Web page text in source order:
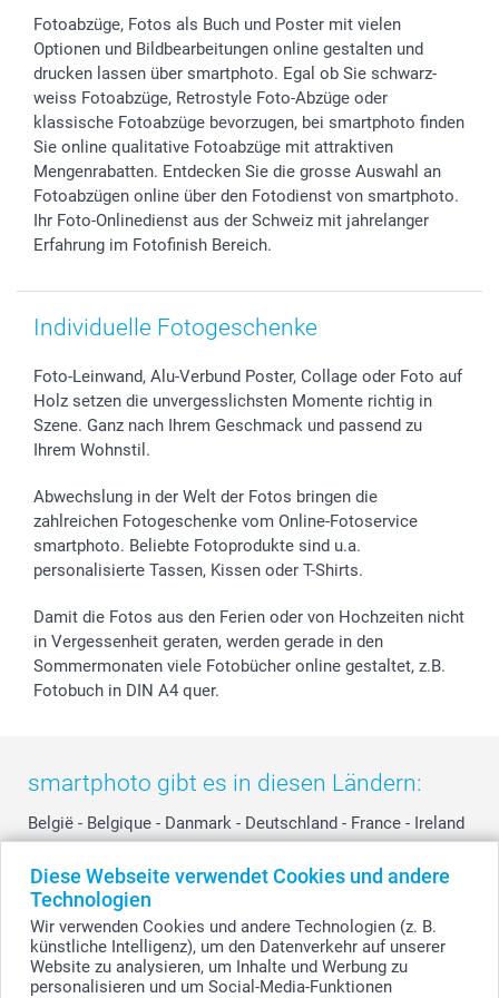
Diese Webseite verwendet Cookies und andere
Technologien
Wir verwenden Cookies und andere Technologien (z. B.
künstliche Intelligenz), um den Datenverkehr auf unserer
Website zu analysieren, um Inhalte und Werbung zu
personalisieren und um Social-Media-Funktionen
Geschenk-Gutscheine (PDF)
Partnerprogramme
Investor Relations
B2B smartbusiness
Widerrufsrecht
Hochzeit
Geburtstag
Geburt
Zu allen Anlässen
Zahlungsmöglichkeiten
Anmelden /Registrieren
Sitemap
Status der Bestellung
smartfriends
smartgarantie
smartbonus
Fotoabzüge, Fotos als Buch und Poster mit vielen
Optionen und Bildbearbeitungen online gestalten und
drucken lassen über smartphoto. Egal ob Sie schwarz-
weiss Fotoabzüge, Retrostyle Foto-Abzüge oder
klassische Fotoabzüge bevorzugen, bei smartphoto finden
Sie online qualitative Fotoabzüge mit attraktiven
Mengenrabatten. Entdecken Sie die grosse Auswahl an
Fotoabzügen online über den Fotodienst von smartphoto.
Ihr Foto-Onlinedienst aus der Schweiz mit jahrelanger
Erfahrung im Fotofinish Bereich.
Individuelle Fotogeschenke
Foto-Leinwand, Alu-Verbund Poster, Collage oder Foto auf
Holz setzen die unvergesslichsten Momente richtig in
Szene. Ganz nach Ihrem Geschmack und passend zu
Ihrem Wohnstil.
Abwechslung in der Welt der Fotos bringen die
zahlreichen Fotogeschenke vom Online-Fotoservice
smartphoto. Beliebte Fotoprodukte sind u.a.
personalisierte Tassen, Kissen oder T-Shirts.
Damit die Fotos aus den Ferien oder von Hochzeiten nicht
in Vergessenheit geraten, werden gerade in den
Sommermonaten viele Fotobücher online gestaltet, z.B.
Fotobuch in DIN A4 quer.
smartphoto gibt es in diesen Ländern:
België - Belgique - Danmark - Deutschland - France - Ireland
Switzerland - Suomi - Sverige - United Kingdom -
Other Countries
Alle Preise verstehen sich in Schweizer Franken (CHF) inkl. MwSt. und zzgl.